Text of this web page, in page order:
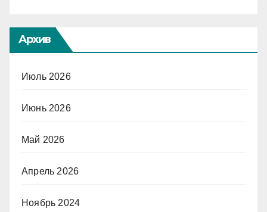
Архив
Июль 2026
Июнь 2026
Май 2026
Апрель 2026
Ноябрь 2024